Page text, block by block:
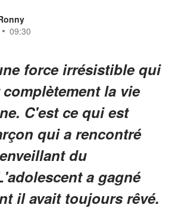
09:30
force irrésistible qui
la vie
C'est ce qui est
qui a rencontré
du
a gagné
il avait toujours rêvé.